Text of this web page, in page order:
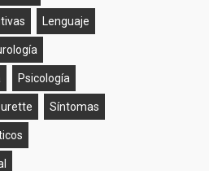
Lenguaje
Psicología
Síntomas